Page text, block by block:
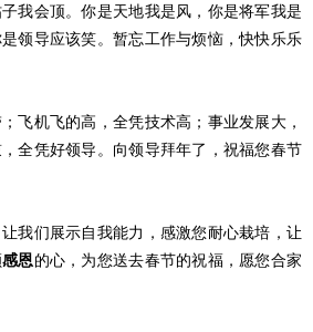
我会顶。你是天地我是风，你是将军我是
领导应该笑。暂忘工作与烦恼，快快乐乐
飞机飞的高，全凭技术高；事业发展大，
全凭好领导。向领导拜年了，祝福您春节
我们展示自我能力，感激您耐心栽培，让
感恩的心，为您送去春节的祝福，愿您合家